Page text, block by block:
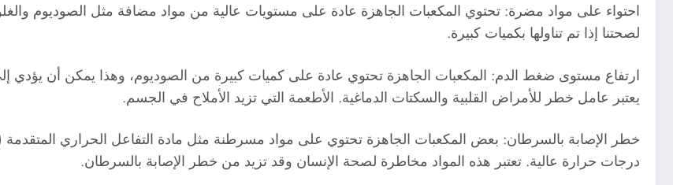
احتواء على مواد مضرة: تحتوي المكعبات الجاهزة عادة على مستويات عالية من مواد مضافة مثل الصوديوم
لصحتنا إذا تم تناولها بكميات كبيرة.
ارتفاع مستوى ضغط الدم: المكعبات الجاهزة تحتوي عادة على كميات كبيرة من الصوديوم، وهذا يمكن أن يؤدي
يعتبر عامل خطر للأمراض القلبية والسكتات الدماغية. الأطعمة التي تزيد الأملاح في الجسم.
خطر الإصابة بالسرطان: بعض المكعبات الجاهزة تحتوي على مواد مسرطنة مثل مادة التفاعل الحراري
درجات حرارة عالية. تعتبر هذه المواد مخاطرة لصحة الإنسان وقد تزيد من خطر الإصابة بالسرطان.